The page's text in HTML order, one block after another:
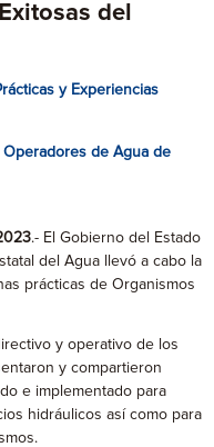
del
y Experiencias
de Agua de
.- El Gobierno del Estado
del Agua llevó a cabo la
prácticas de Organismos
y operativo de los
y compartieron
e implementado para
hidráulicos así como para